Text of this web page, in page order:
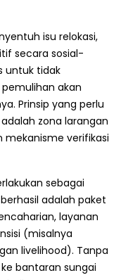
isu relokasi,
secara sosial-
untuk tidak
akan
Prinsip yang perlu
zona larangan
verifikasi
sebagai
adalah paket
layanan
(misalnya
livelihood). Tanpa
bantaran sungai